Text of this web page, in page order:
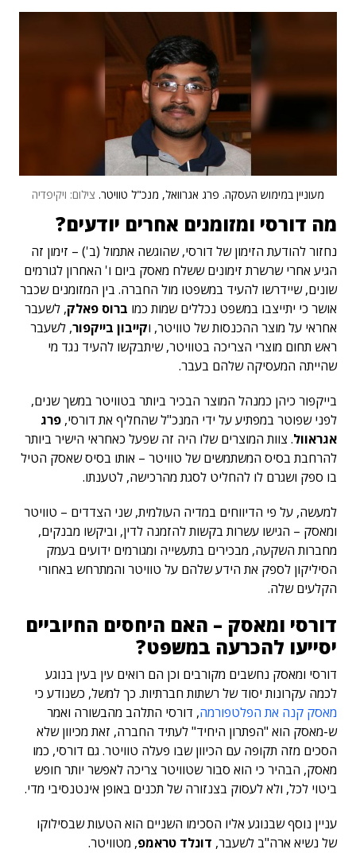
מעוניין במימוש העסקה. פרג אגרוואל, מנכ"ל טוויטר. צילום: ויקיפדיה
מה דורסי ומזומנים אחרים יודעים?
נחזור להודעת הזימון של דורסי, שהוגשה אתמול (ב') – זימון זה
הגיע אחרי שרשרת זימונים ששלח מאסק ביום ו' האחרון לגורמים
שונים, שיידרשו להעיד במשפטו מול החברה. בין המזומנים שכבר
אושר כי יתייצבו במשפט נכללים שמות כמו ברוס פאלק, לשעבר
אחראי על מוצר ההכנסות של טוויטר, וקייבון בייקפור, לשעבר
ראש תחום מוצרי הצריכה בטוויטר, שיתבקשו להעיד נגד מי
שהייתה המעסיקה שלהם בעבר.
בייקפור כיהן כמנהל המוצר הבכיר ביותר בטוויטר במשך שנים,
לפני שפוטר במפתיע על ידי המנכ"ל שהחליף את דורסי, פרג
אגראוול. צוות המוצרים שלו היה זה שפעל כאחראי הישיר ביותר
להרחבת בסיס המשתמשים של טוויטר – אותו בסיס שאסק הטיל
בו ספק ושגרם לו להחליט לסגת מהרכישה, לטענתו.
למעשה, על פי הדיווחים במדיה העולמית, שני הצדדים – טוויטר
ומאסק – הגישו עשרות בקשות להזמנה לדין, וביקשו מבנקים,
מחברות השקעה, מבכירים בתעשייה ומגורמים ידועים בעמק
הסיליקון לספק את הידע שלהם על טוויטר והמתרחש באחורי
הקלעים שלה.
דורסי ומאסק – האם היחסים החיוביים
יסייעו להכרעה במשפט?
דורסי ומאסק נחשבים מקורבים וכן הם רואים עין בעין בנוגע
לכמה עקרונות יסוד של רשתות חברתיות. כך למשל, כשנודע כי
מאסק קנה את הפלטפורמה, דורסי התלהב מהבשורה ואמר
ש-מאסק הוא "הפתרון היחיד" לעתיד החברה, זאת מכיוון שלא
הסכים מזה תקופה עם הכיוון שבו פעלה טוויטר. גם דורסי, כמו
מאסק, הבהיר כי הוא סבור שטוויטר צריכה לאפשר יותר חופש
ביטוי לכל, ולא לעסוק בצנזורה של תכנים באופן אינטנסיבי מדי.
עניין נוסף שבנוגע אליו הסכימו השניים הוא הטעות שבסילוקו
של נשיא ארה"ב לשעבר, דונלד טראמפ, מטוויטר.